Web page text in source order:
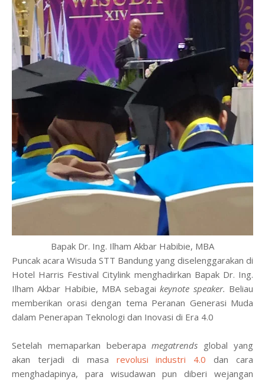
Bapak Dr. Ing. Ilham Akbar Habibie, MBA
Puncak acara Wisuda STT Bandung yang diselenggarakan di
Hotel Harris Festival Citylink menghadirkan Bapak Dr. Ing.
Ilham Akbar Habibie, MBA sebagaikeynote speaker. Beliau
memberikan orasi dengan tema Peranan Generasi Muda
dalam Penerapan Teknologi dan Inovasi di Era 4.0
Setelah memaparkan beberapamegatrends global yang
akan terjadi di masa revolusi industri 4.0 dan cara
menghadapinya, para wisudawan pun diberi wejangan